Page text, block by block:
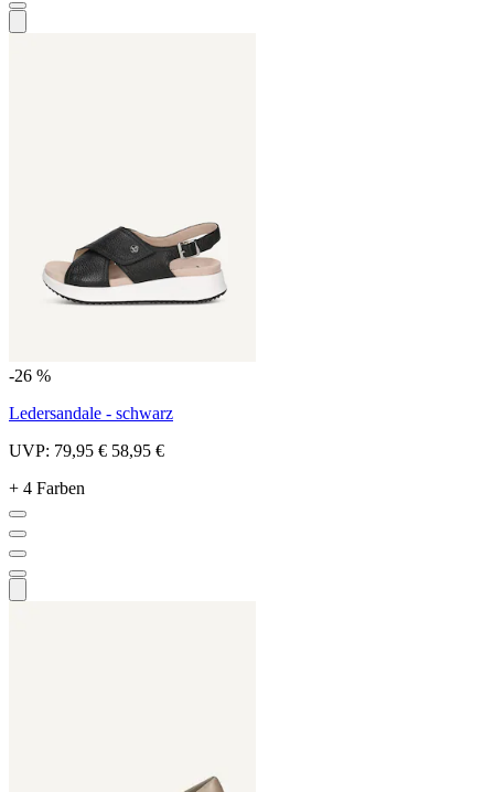
-26 %
Ledersandale - schwarz
UVP: 79,95 € 58,95 €
+ 4 Farben